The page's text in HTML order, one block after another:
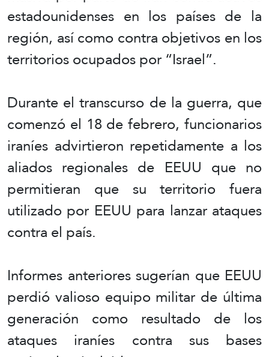
estadounidenses en los países de la
región, así como contra objetivos en los
territorios ocupados por “Israel”.
Durante el transcurso de la guerra, que
comenzó el 18 de febrero, funcionarios
iraníes advirtieron repetidamente a los
aliados regionales de EEUU que no
permitieran que su territorio fuera
utilizado por EEUU para lanzar ataques
contra el país.
Informes anteriores sugerían que EEUU
perdió valioso equipo militar de última
generación como resultado de los
ataques iraníes contra sus bases